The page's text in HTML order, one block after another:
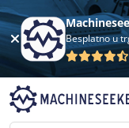
Besplatno u